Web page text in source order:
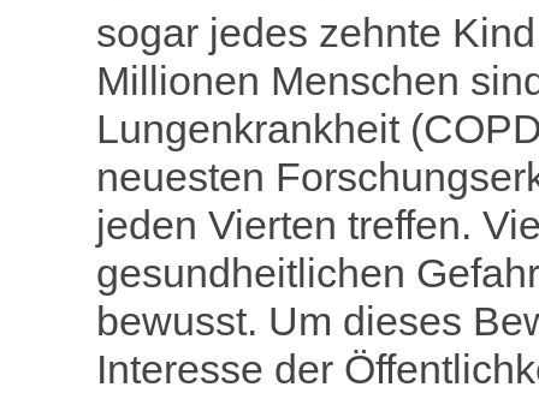
sogar jedes zehnte
Millionen Menschen
Lungenkrankheit
neuesten
jeden Vierten treffen.
gesundheitlichen
bewusst. Um dieses
Interesse der